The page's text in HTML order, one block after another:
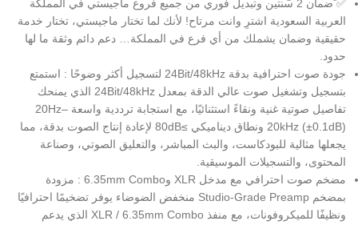
✅ ضمان 2 سنتين وتبديل فوري من جميع فروع ماجيستي في المملكة
العربية السعودية اشترِ وانت مرتاح! لأنك لما تختار ماجيستي، تختار خدمة
حقيقية وضمان يشملك من أي فرع في المملكة… دعم دائم وثقة ما لها
حدود.
جودة صوت احترافية بدقة 24Bit/48kHz لتسجيل أكثر وضوحًا : استمتع
بتسجيل وتشغيل صوت عالي الدقة بمعدل 24Bit/48kHz الذي يمنحك
تفاصيل صوتية غنية ونقاءً استثنائيًا، مع استجابة ترددية واسعة 20Hz–
20kHz (±0.1dB) ونطاق ديناميكي ≥80dB لإعادة إنتاج الصوت بدقة، مما
يجعلها مثالية للبودكاست، والبث المباشر، والتعليق الصوتي، وصناعة
المحتوى، والتسجيلات الموسيقية.
مضخم صوت احترافي مع مدخل XLR و6.35mm Combo : مزودة
بمضخم Studio-Grade Preamp منخفض الضوضاء يوفر تضخيمًا احترافيًا
ونظيفًا للميكروفونات، مع منفذ XLR / 6.35mm Combo الذي يدعم